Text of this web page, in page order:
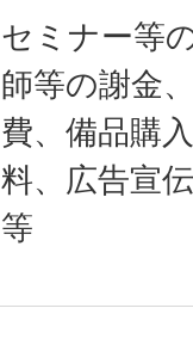
セミナー等
師等の謝金
費、備品購
料、広告宣
等